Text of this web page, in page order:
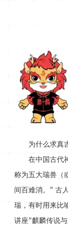
为什么求真
在中国古代
称为五大瑞兽（
间百难消。” 古
瑞，有时用来比
讲座“麒麟传说